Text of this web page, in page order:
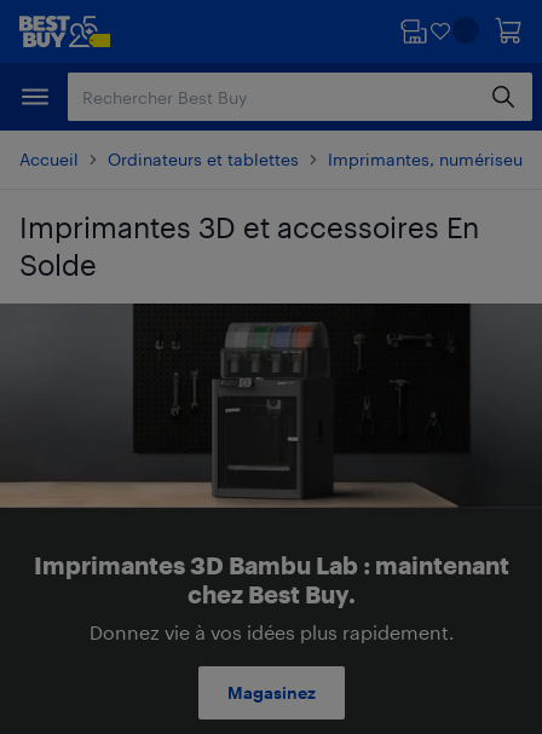
Passer
principal
Passer
Accueil Ordinateurs et tablettes Imprimantes,
Imprimantes 3D et accessoires En
Solde
Imprimantes 3D Bambu Lab : maintenant
chez Best Buy.
Donnez vie à vos idées plus rapidement.
Magasinez